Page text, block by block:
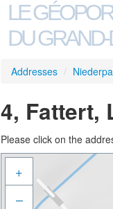
LE
DU
Addresses /
4, Fattert,
Please click on the
+
–